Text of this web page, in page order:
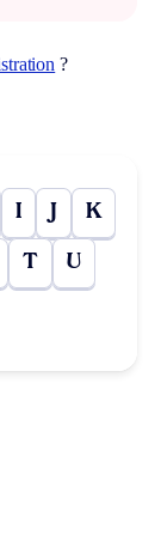
?
I J K
T U